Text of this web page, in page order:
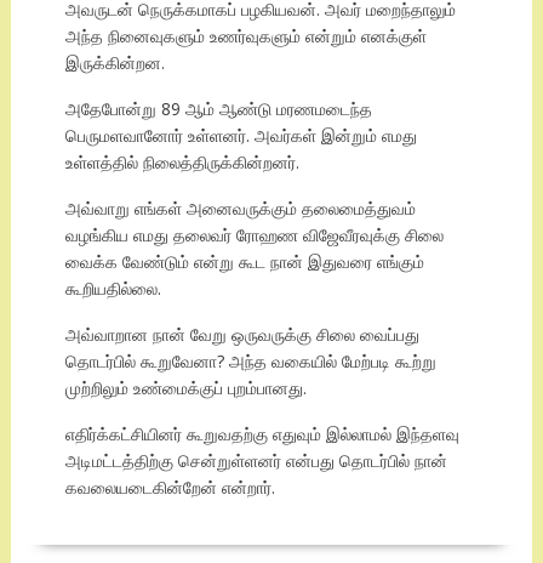
அவருடன் நெருக்கமாகப் பழகியவன். அவர் மறைந்தாலும்
அந்த நினைவுகளும் உணர்வுகளும் என்றும் எனக்குள்
இருக்கின்றன.
அதேபோன்று 89 ஆம் ஆண்டு மரணமடைந்த
பெருமளவானோர் உள்ளனர். அவர்கள் இன்றும் எமது
உள்ளத்தில் நிலைத்திருக்கின்றனர்.
அவ்வாறு எங்கள் அனைவருக்கும் தலைமைத்துவம்
வழங்கிய எமது தலைவர் ரோஹண விஜேவீரவுக்கு சிலை
வைக்க வேண்டும் என்று கூட நான் இதுவரை எங்கும்
கூறியதில்லை.
அவ்வாறான நான் வேறு ஒருவருக்கு சிலை வைப்பது
தொடர்பில் கூறுவேனா? அந்த வகையில் மேற்படி கூற்று
முற்றிலும் உண்மைக்குப் புறம்பானது.
எதிர்க்கட்சியினர் கூறுவதற்கு எதுவும் இல்லாமல் இந்தளவு
அடிமட்டத்திற்கு சென்றுள்ளனர் என்பது தொடர்பில் நான்
கவலையடைகின்றேன் என்றார்.